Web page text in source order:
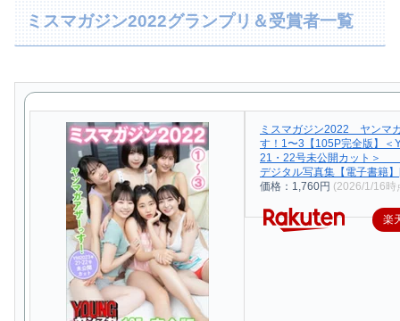
ミスマガジン2022グランプリ＆受賞者一覧
ミスマガジン2022 ヤンマ
す！1〜3【105P完全版】＜
21・22号未公開カット＞
デジタル写真集【電子書籍
価格：1,760円 (2026/1/16時
楽